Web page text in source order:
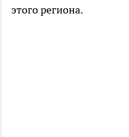
этого региона.